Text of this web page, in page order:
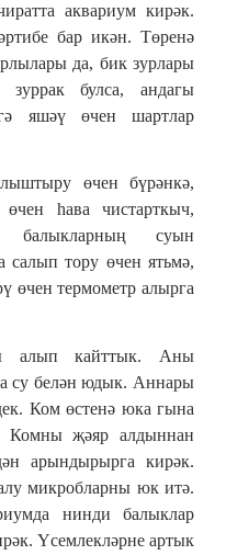
аквариум кирәк.
бар икән. Төренә
да, бик зурлары
булса, андагы
яшәү өчен шартлар
өчен бүрәнкә,
һава чистарткыч,
суын
салып тору өчен ятьмә,
өчен термометр алырга
алып кайттык. Аны
су белән юдык. Аннары
Ком өстенә юка гына
Комны җәяр алдыннан
арындырырга кирәк.
микробларны юк итә.
нинди балыклар
Үсемлекләрне артык